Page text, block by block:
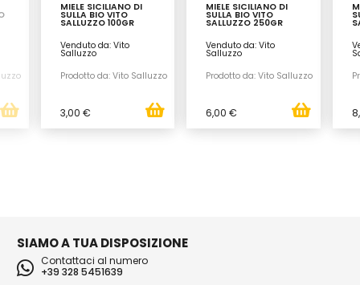
MIELE SICILIANO DI
SULLA BIO VITO
SALLUZZO 100GR
Venduto da: Vito
Salluzzo
Prodotto da: Vito Salluzzo
3,00 €
MIELE SICILIANO DI
SULLA BIO VITO
SALLUZZO 250GR
Venduto da: Vito
Salluzzo
Prodotto da: Vito Salluzzo
6,00 €
SIAMO A TUA DISPOSIZIONE
Contattaci al numero
+39 328 5451639